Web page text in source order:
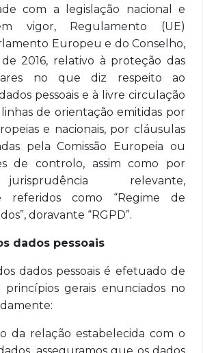
com a legislação nacional e
vigor, Regulamento (UE)
Europeu e do Conselho,
2016, relativo à proteção das
no que diz respeito ao
pessoais e à livre circulação
linhas de orientação emitidas por
e nacionais, por cláusulas
pela Comissão Europeia ou
de controlo, assim como por
relevante,
referidos como “Regime de
doravante “RGPD”.
dados pessoais
dados pessoais é efetuado de
gerais enunciados no
da relação estabelecida com o
asseguramos que os dados